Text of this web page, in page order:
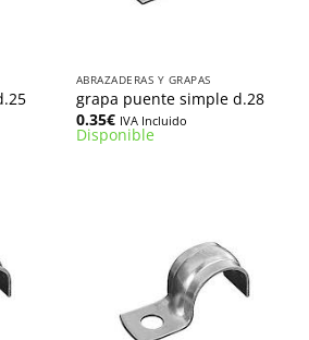
ABRAZADERAS Y GRAPAS
grapa puente simple d.28
0.35€ IVA Incluido
Disponible